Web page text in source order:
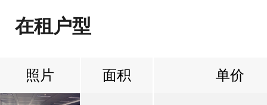
在租户型
照片 面积 单价